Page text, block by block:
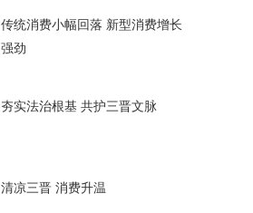
传统消费小幅回落 新型消费增长
强劲
夯实法治根基 共护三晋文脉
清凉三晋 消费升温